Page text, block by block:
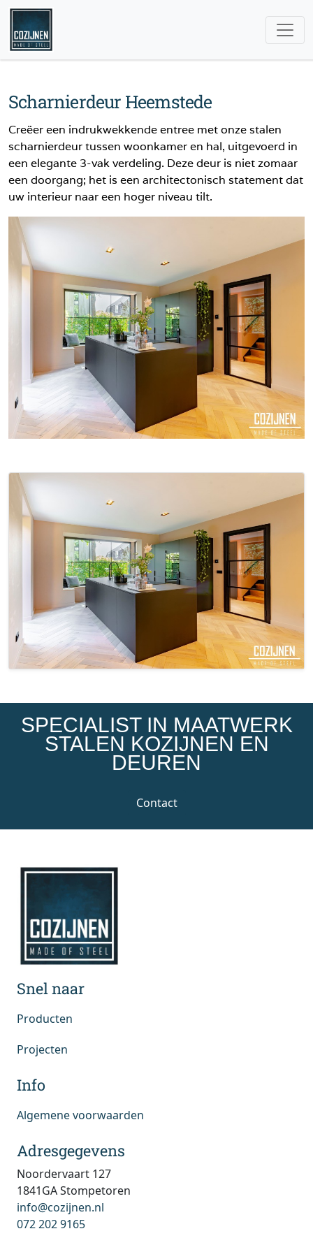
Scharnierdeur Heemstede
Creëer een indrukwekkende entree met onze stalen
scharnierdeur tussen woonkamer en hal, uitgevoerd in
een elegante 3-vak verdeling. Deze deur is niet zomaar
een doorgang; het is een architectonisch statement dat
uw interieur naar een hoger niveau tilt.
SPECIALIST IN MAATWERK
STALEN KOZIJNEN EN
DEUREN
Contact
Snel naar
Producten
Projecten
Info
Algemene voorwaarden
Adresgegevens
Noordervaart 127
1841GA Stompetoren
info@cozijnen.nl
072 202 9165